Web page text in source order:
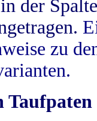
der
zu
Taufpaten